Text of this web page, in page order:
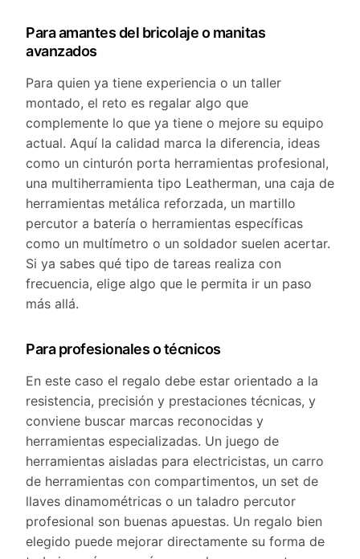
Para amantes del bricolaje o manitas
avanzados
Para quien ya tiene experiencia o un taller
montado, el reto es regalar algo que
complemente lo que ya tiene o mejore su equipo
actual. Aquí la calidad marca la diferencia, ideas
como un cinturón porta herramientas profesional,
una multiherramienta tipo Leatherman, una caja de
herramientas metálica reforzada, un martillo
percutor a batería o herramientas específicas
como un multímetro o un soldador suelen acertar.
Si ya sabes qué tipo de tareas realiza con
frecuencia, elige algo que le permita ir un paso
más allá.
Para profesionales o técnicos
En este caso el regalo debe estar orientado a la
resistencia, precisión y prestaciones técnicas, y
conviene buscar marcas reconocidas y
herramientas especializadas. Un juego de
herramientas aisladas para electricistas, un carro
de herramientas con compartimentos, un set de
llaves dinamométricas o un taladro percutor
profesional son buenas apuestas. Un regalo bien
elegido puede mejorar directamente su forma de